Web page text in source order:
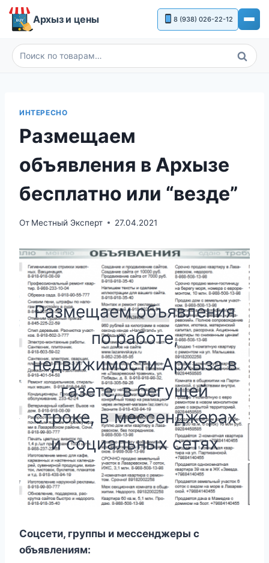
Перейти
Архыз и цены 8 (938) 026-22-12
Искать:
Поиск
ИНТЕРЕСНО
Размещаем
объявления в Архызе
бесплатно или “везде”
От Местный Эксперт 27.04.2021
Размещаем объявления
по работе,
недвижимости Архыза в
газете, в бегущей
строке, в мессенджерах
и социальных сетях
Соцсети, группы и мессенджеры с
объявлениям: